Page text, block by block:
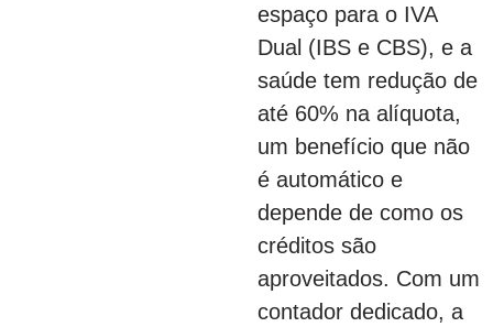
espaço para o IVA
Dual (IBS e CBS), e a
saúde tem redução de
até 60% na alíquota,
um benefício que não
é automático e
depende de como os
créditos são
aproveitados. Com um
contador dedicado, a